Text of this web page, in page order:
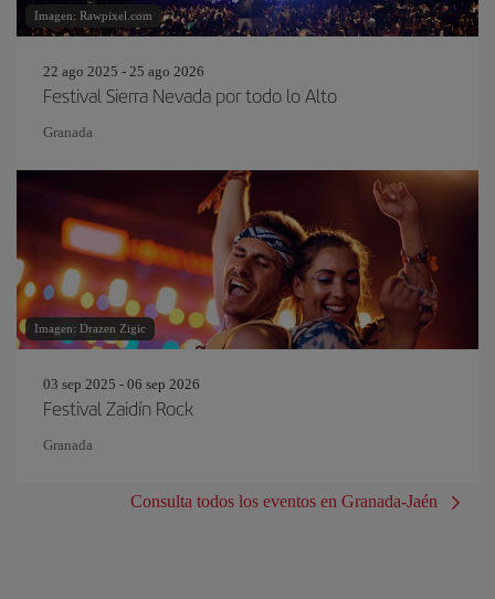
Imagen: Rawpixel.com
22 ago 2025 - 25 ago 2026
Festival Sierra Nevada por todo lo Alto
Granada
Imagen: Drazen Zigic
03 sep 2025 - 06 sep 2026
Festival Zaidín Rock
Granada
Consulta todos los eventos en Granada-Jaén